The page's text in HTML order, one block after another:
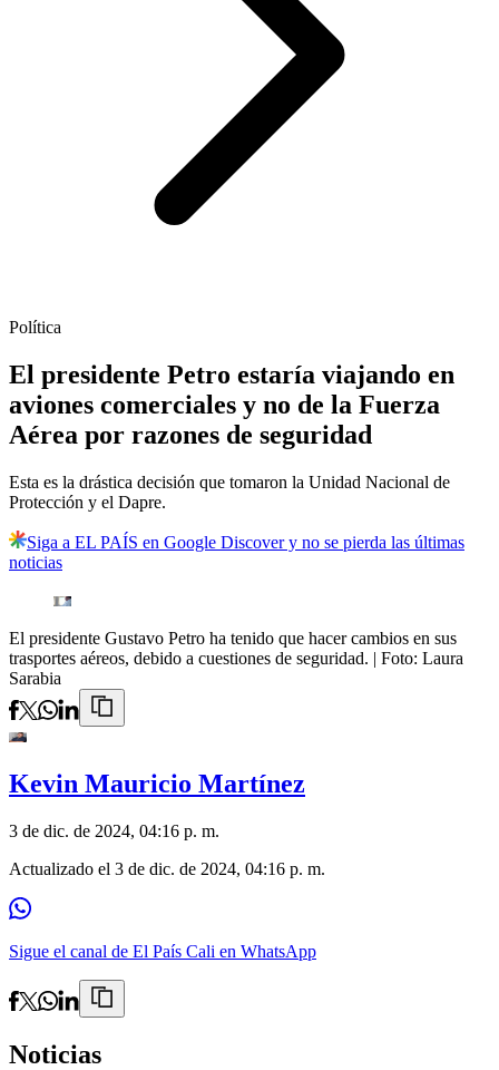
Política
El presidente Petro estaría viajando en
aviones comerciales y no de la Fuerza
Aérea por razones de seguridad
Esta es la drástica decisión que tomaron la Unidad Nacional de
Protección y el Dapre.
Siga a EL PAÍS en Google Discover y no se pierda las últimas
noticias
El presidente Gustavo Petro ha tenido que hacer cambios en sus
trasportes aéreos, debido a cuestiones de seguridad. | Foto: Laura
Sarabia
Kevin Mauricio Martínez
3 de dic. de 2024, 04:16 p. m.
Actualizado el 3 de dic. de 2024, 04:16 p. m.
Sigue el canal de El País Cali en WhatsApp
Noticias